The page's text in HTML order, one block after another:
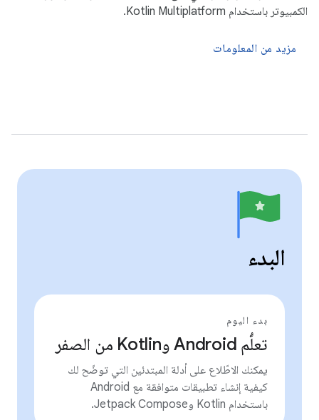
الكمبيوتر باستخدام Kotlin Multiplatform.
مزيد من المعلومات
البدء
بدء اليوم
تعلُّم Android وKotlin من الصفر
يمكنك الاطّلاع على أدلة المبتدئين التي توضّح لك
كيفية إنشاء تطبيقات متوافقة مع Android
باستخدام Kotlin وJetpack Compose.